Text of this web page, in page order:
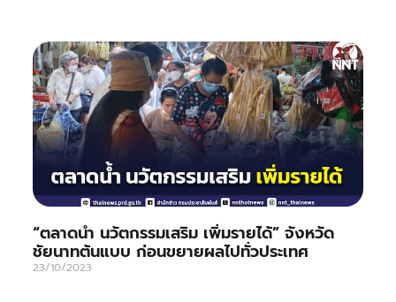
“ตลาดนำ นวัตกรรมเสริม เพิ่มรายได้” จังหวัด
ชัยนาทต้นแบบ ก่อนขยายผลไปทั่วประเทศ
23/10/2023